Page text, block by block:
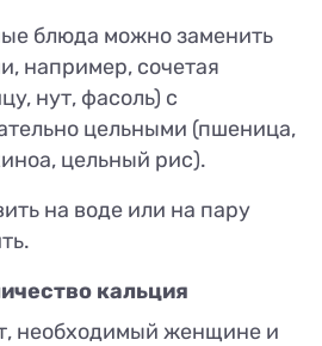
блюда можно заменить
например, сочетая
нут, фасоль) с
цельными (пшеница,
цельный рис).
на воде или на пару
кальция
необходимый женщине и